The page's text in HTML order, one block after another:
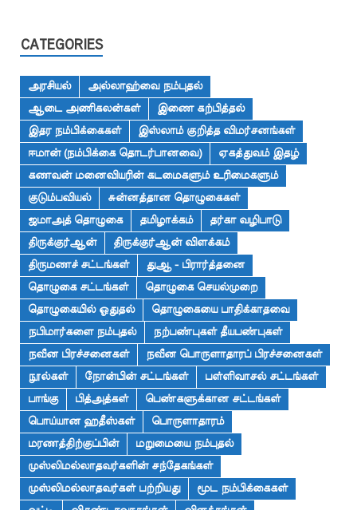
CATEGORIES
அரசியல்
அல்லாஹ்வை நம்புதல்
ஆடை அணிகலன்கள்
இணை கற்பித்தல்
இதர நம்பிக்கைகள்
இஸ்லாம் குறித்த விமர்சனங்கள்
ஈமான் (நம்பிக்கை தொடர்பானவை)
ஏகத்துவம் இதழ்
கணவன் மனைவியரின் கடமைகளும் உரிமைகளும்
குடும்பவியல்
சுன்னத்தான தொழுகைகள்
ஜமாஅத் தொழுகை
தமிழாக்கம்
தர்கா வழிபாடு
திருக்குர்ஆன்
திருக்குர்ஆன் விளக்கம்
திருமணச் சட்டங்கள்
துஆ - பிரார்த்தனை
தொழுகை சட்டங்கள்
தொழுகை செயல்முறை
தொழுகையில் ஓதுதல்
தொழுகையை பாதிக்காதவை
நபிமார்களை நம்புதல்
நற்பண்புகள் தீயபண்புகள்
நவீன பிரச்சனைகள்
நவீன பொருளாதாரப் பிரச்சனைகள்
நூல்கள்
நோன்பின் சட்டங்கள்
பள்ளிவாசல் சட்டங்கள்
பாங்கு
பித்அத்கள்
பெண்களுக்கான சட்டங்கள்
பொய்யான ஹதீஸ்கள்
பொருளாதாரம்
மரணத்திற்குப்பின்
மறுமையை நம்புதல்
முஸ்லிமல்லாதவர்களின் சந்தேகங்கள்
முஸ்லிமல்லாதவர்கள் பற்றியது
மூட நம்பிக்கைகள்